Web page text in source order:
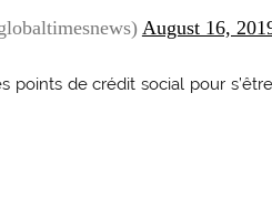
August 16,
points de crédit social pour